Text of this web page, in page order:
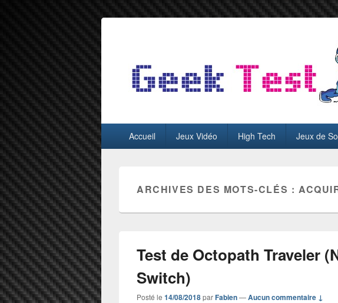
GeekTest
principalAccueil Jeux Vidéo High Tech Jeux de
ARCHIVES DES MOTS-CLÉS :
Test de Octopath Traveler
Switch)
Posté le 14/08/2018parFabien—Aucun commentaire ↓